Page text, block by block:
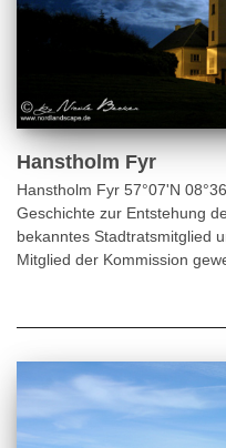
Hanstholm Fyr
Hanstholm Fyr 57°07'N
Geschichte zur Entstehung
bekanntes Stadtratsmitglied
Mitglied der Kommission